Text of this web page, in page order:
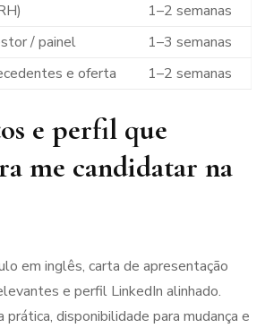
1–2 semanas
/ painel
1–3 semanas
e oferta
1–2 semanas
e perfil que
me candidatar na
em inglês, carta de apresentação
e perfil LinkedIn alinhado.
prática, disponibilidade para mudança e